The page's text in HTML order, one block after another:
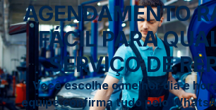
AGENDAMENTO
FÁCIL PARA
SERVIÇO DE
Você escolhe o melhor dia e
equipe confirma tudo pelo